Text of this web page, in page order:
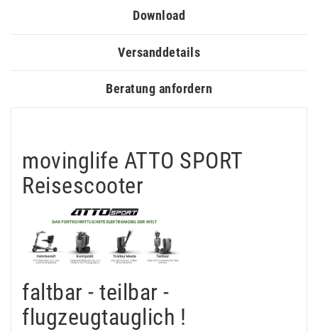
Download
Versanddetails
Beratung anfordern
movinglife ATTO SPORT
Reisescooter
faltbar - teilbar -
flugzeugtauglich !